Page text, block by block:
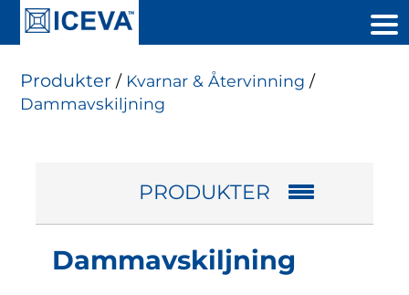
Produkter/ Kvarnar & Återvinning/
Dammavskiljning
PRODUKTER
Dammavskiljning